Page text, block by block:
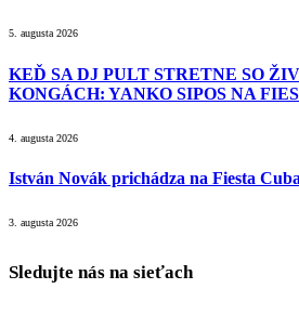
5. augusta 2026
KEĎ SA DJ PULT STRETNE SO
KONGÁCH: YANKO SIPOS NA
4. augusta 2026
István Novák prichádza na Fiesta
3. augusta 2026
Sledujte nás na sieťach